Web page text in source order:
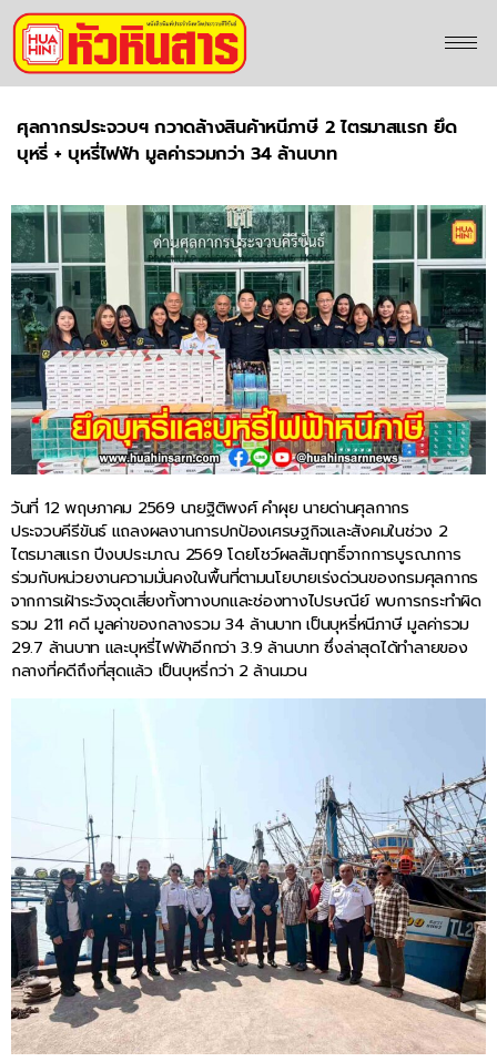
ศุลกากรประจวบฯ กวาดล้างสินค้าหนีภาษี 2 ไตรมาสแรก ยึด
บุหรี่ + บุหรี่ไฟฟ้า มูลค่ารวมกว่า 34 ล้านบาท
วันที่ 12 พฤษภาคม 2569 นายฐิติพงศ์ คำผุย นายด่านศุลกากร
ประจวบคีรีขันธ์ แถลงผลงานการปกป้องเศรษฐกิจและสังคมในช่วง 2
ไตรมาสแรก ปีงบประมาณ 2569 โดยโชว์ผลสัมฤทธิ์จากการบูรณาการ
ร่วมกับหน่วยงานความมั่นคงในพื้นที่ตามนโยบายเร่งด่วนของกรมศุลกากร
จากการเฝ้าระวังจุดเสี่ยงทั้งทางบกและช่องทางไปรษณีย์ พบการกระทำผิด
รวม 211 คดี มูลค่าของกลางรวม 34 ล้านบาท เป็นบุหรี่หนีภาษี มูลค่ารวม
29.7 ล้านบาท และบุหรี่ไฟฟ้าอีกกว่า 3.9 ล้านบาท ซึ่งล่าสุดได้ทำลายของ
กลางที่คดีถึงที่สุดแล้ว เป็นบุหรี่กว่า 2 ล้านมวน